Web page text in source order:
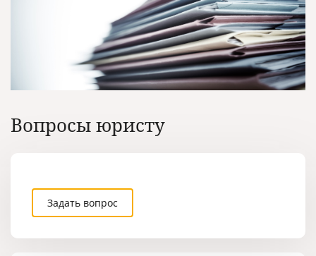
Вопросы юристу
Задать вопрос